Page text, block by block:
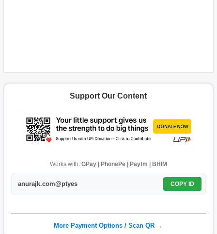
Support Our Content
Works with: GPay | PhonePe | Paytm | BHIM
anurajk.com@ptyes COPY ID
More Payment Options / Scan QR →